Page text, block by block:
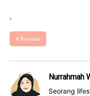
.
Review
Nurrahmah
Seorang